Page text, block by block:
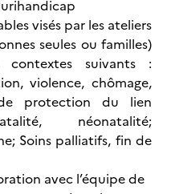
visés par les ateliers
seules ou familles)
suivants :
violence, chômage,
protection du lien
néonatalité;
Soins palliatifs, fin de
avec l’équipe de